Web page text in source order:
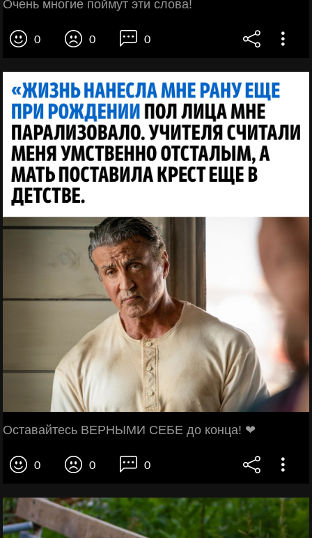
Очень многие поймут эти слова!
0 0 0
Оставайтесь ВЕРНЫМИ СЕБЕ до конца! ❤
0 0 0